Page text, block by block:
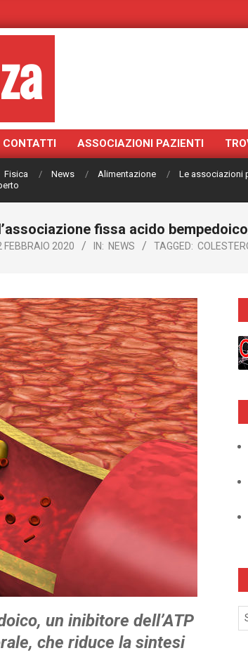
CONTATTI ASSOCIAZIONI PAZIENTI
Fisica News Alimentazione
Le associazioni
fissa acido
FEBBRAIO 2020 IN: NEWS TAGGED:
un inibitore dell’ATP
che riduce la sintesi